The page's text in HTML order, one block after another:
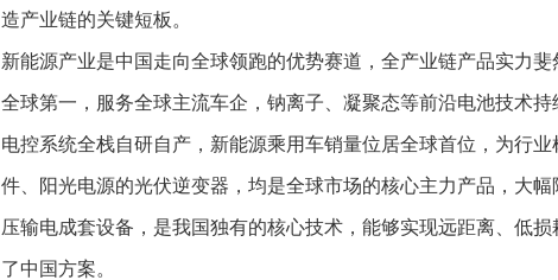
造产业链的关键短板。
新能源产业是中国走向全球领跑的优势赛道，全产业链产品实力
全球第一，服务全球主流车企，钠离子、凝聚态等前沿电池技术
电控系统全栈自研自产，新能源乘用车销量位居全球首位，为行
件、阳光电源的光伏逆变器，均是全球市场的核心主力产品，大
压输电成套设备，是我国独有的核心技术，能够实现远距离、低
了中国方案。